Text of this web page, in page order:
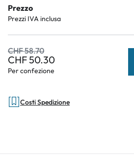
Prezzo
Prezzi IVA inclusa
CHF 58.70
CHF 50.30
Per confezione
Costi Spedizione